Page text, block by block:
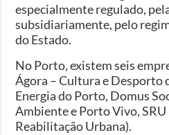
especialmente regulado,
subsidiariamente, pelo
do Estado.
No Porto, existem seis
Ágora – Cultura e Desporto
Energia do Porto, Domus
Ambiente e Porto Vivo, SRU
Reabilitação Urbana).